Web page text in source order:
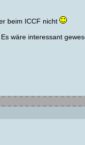
beim ICCF nicht
wäre interessant